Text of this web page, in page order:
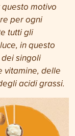
motivo
per ogni
tutti gli
in questo
singoli
vitamine, delle
acidi grassi.